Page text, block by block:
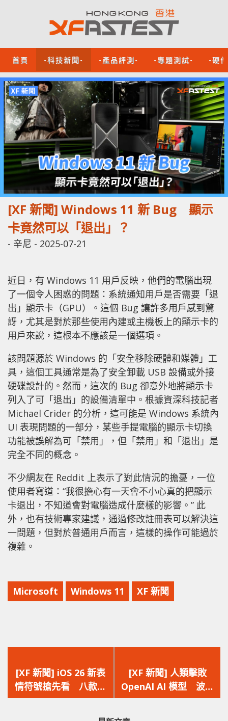
首頁 -科技新聞- -產品評測- -專題測試- -硬
[XF 新聞] Windows 11 新 Bug 顯示
卡竟然可以「退出」？
- 辛尼 - 2025-07-21
近日，有 Windows 11 用戶反映，他們的電腦出現
了一個令人困惑的問題：系統通知用戶是否需要「退
出」顯示卡（GPU）。這個 Bug 讓許多用戶感到驚
訝，尤其是對於那些使用內建或主機板上的顯示卡的
用戶來說，這根本不應該是一個選項。
該問題源於 Windows 的「安全移除硬體和媒體」工
具，這個工具通常是為了安全卸載 USB 設備或外接
硬碟設計的。然而，這次的 Bug 卻意外地將顯示卡
列入了可「退出」的設備清單中。根據資深科技記者
Michael Crider 的分析，這可能是 Windows 系統內
UI 表現問題的一部分，某些手提電腦的顯示卡切換
功能被誤解為可「禁用」，但「禁用」和「退出」是
完全不同的概念。
不少網友在 Reddit 上表示了對此情況的擔憂，一位
使用者寫道：“我很擔心有一天會不小心真的把顯示
卡退出，不知道會對電腦造成什麼樣的影響。” 此
外，也有技術專家建議，通過修改註冊表可以解決這
一問題，但對於普通用戶而言，這樣的操作可能過於
複雜。
Microsoft Windows 11 XF 新聞
一
篇
文
[XF 新聞] iOS 26 新表
情符號搶先看 八款有
趣 Emoji 即將登場
一
篇
文
[XF 新聞] 人類擊敗
OpenAI AI 模型 波蘭
程式設計師10 小時編程